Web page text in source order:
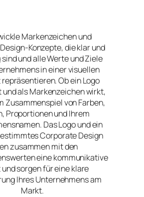
Markenzeichen und
Konzepte, die klar und
und alle Werte und Ziele
in einer visuellen
Ob ein Logo
und als Markenzeichen wirkt,
Zusammenspiel von Farben,
Proportionen und Ihrem
Das Logo und ein
Corporate Design
zusammen mit den
eine kommunikative
und sorgen für eine klare
Ihres Unternehmens am
Markt.